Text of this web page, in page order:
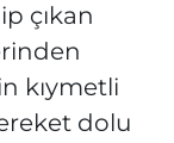
çıkan
kıymetli
dolu